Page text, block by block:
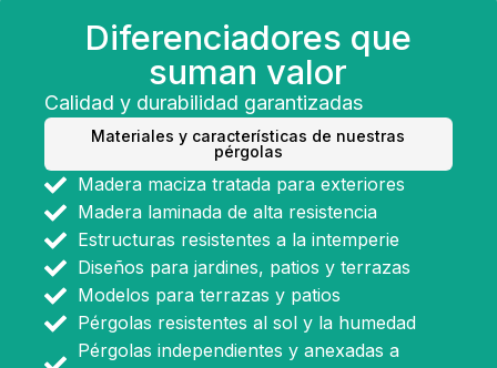
Diferenciadores que
suman valor
Calidad y durabilidad garantizadas
Materiales y características de nuestras
pérgolas
Madera maciza tratada para exteriores
Madera laminada de alta resistencia
Estructuras resistentes a la intemperie
Diseños para jardines, patios y terrazas
Modelos para terrazas y patios
Pérgolas resistentes al sol y la humedad
Pérgolas independientes y anexadas a